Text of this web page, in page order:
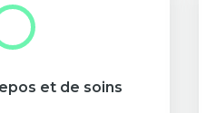
et de soins